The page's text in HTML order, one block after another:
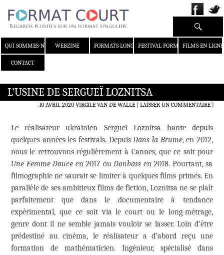
QUI SOMMES-NOUS ?WEBZINE FORMATS LONGS FESTIVAL FORMAT COURT
FILMS EN LIGNE
CONTACT
Recherche
L’USINE DE SERGUEÏ LOZNITSA
10 AVRIL 2020 VIRGILE VAN DE WALLE LAISSER UN COMMENTAIRE|
Le réalisateur ukrainien Sergueï Loznitsa hante depuis
quelques années les festivals. DepuisDans la Brume, en 2012,
nous le retrouvons régulièrement à Cannes, que ce soit pour
Une Femme Douce en 2017 ouDonbass en 2018. Pourtant, sa
filmographie ne saurait se limiter à quelques films primés. En
parallèle de ses ambitieux films de fiction, Loznitsa ne se plaît
parfaitement que dans le documentaire à tendance
expérimental, que ce soit via le court ou le long-métrage,
genre dont il ne semble jamais vouloir se lasser. Loin d’être
prédestiné au cinéma, le réalisateur a d’abord reçu une
formation de mathématicien. Ingénieur, spécialisé dans